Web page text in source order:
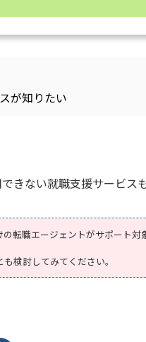
が知りたい
きない就職支援サービス
転職エージェントがサポート対
検討してみてください。